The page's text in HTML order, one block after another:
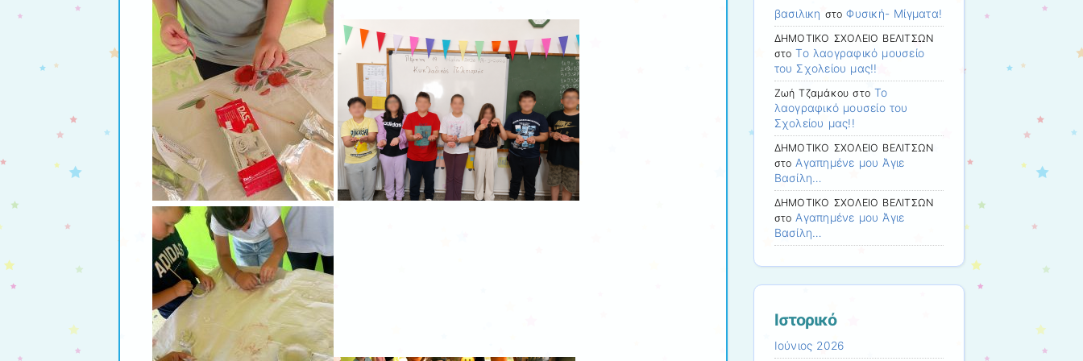
βασιλικη στοΦυσική- Μίγματα!
ΔΗΜΟΤΙΚΟ ΣΧΟΛΕΙΟ ΒΕΛΙΤΣΩΝ
στοΤο λαογραφικό μουσείο
του Σχολείου μας!!
Ζωή Τζαμάκου στοΤο
λαογραφικό μουσείο του
Σχολείου μας!!
ΔΗΜΟΤΙΚΟ ΣΧΟΛΕΙΟ ΒΕΛΙΤΣΩΝ
στο Αγαπημένε μου Άγιε
Βασίλη…
ΔΗΜΟΤΙΚΟ ΣΧΟΛΕΙΟ ΒΕΛΙΤΣΩΝ
στο Αγαπημένε μου Άγιε
Βασίλη…
Ιστορικό
Ιούνιος 2026